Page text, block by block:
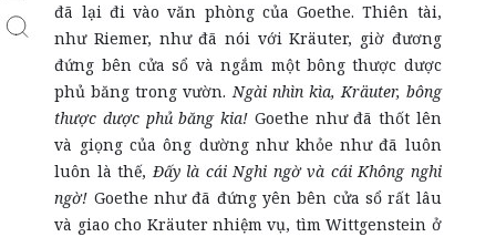
đã lại đi vào văn phòng của Goethe. Thiên tài,
như Riemer, như đã nói với Kräuter, giờ đương
đứng bên cửa sổ và ngắm một bông thược dược
phủ băng trong vườn.Ngài nhìn kìa, Kräuter, bông
thược dược phủ băng kia! Goethe như đã thốt lên
và giọng của ông dường như khỏe như đã luôn
luôn là thế,Đấy là cái Nghi ngờ và cái Không nghi
ngờ! Goethe như đã đứng yên bên cửa sổ rất lâu
và giao cho Kräuter nhiệm vụ, tìm Wittgenstein ở